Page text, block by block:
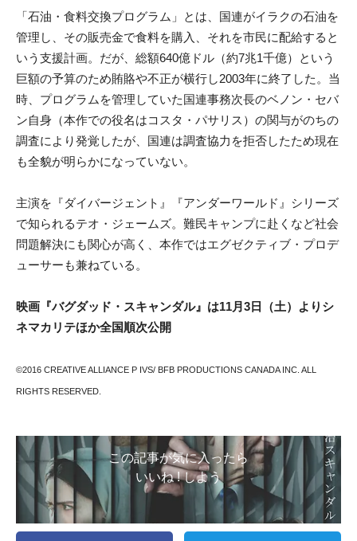
「石油・食料交換プログラム」とは、国連がイラクの石油を
管理し、その販売金で食料を購入、それを市民に配給すると
いう支援計画。だが、総額640億ドル（約7兆1千億）という
巨額の予算のため賄賂や不正が横行し2003年に終了した。当
時、プログラムを管理していた国連事務次長のベノン・セバ
ン自身（本作での役名はコスタ・パサリス）の関与がのちの
調査により発覚したが、国連は調査協力を拒否したため現在
も全貌が明らかになっていない。
主演を『ダイバージェント』『アンダーワールド』シリーズ
で知られるテオ・ジェームズ。難民キャンプに赴くなど社会
問題解決にも関心が高く、本作ではエグゼクティブ・プロデ
ューサーも兼ねている。
映画『バグダッド・スキャンダル』は11月3日（土）よりシ
ネマカリテほか全国順次公開
©2016 CREATIVE ALLIANCE P IVS/ BFB PRODUCTIONS CANADA INC. ALL
RIGHTS RESERVED.
この記事が気に入ったら
いいね ! しよう